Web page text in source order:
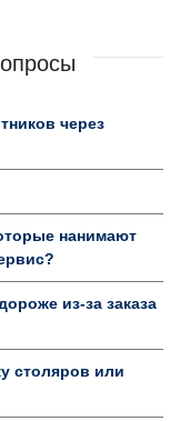
через
нанимают
из-за заказа
столяров или